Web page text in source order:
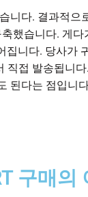
니다. 결과적으
했습니다. 게다
집니다. 당사가
직접 발송됩니
된다는 점입니
구매의